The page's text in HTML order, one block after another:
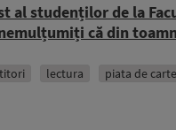
al studenților de la
că din
lectura piata de carte